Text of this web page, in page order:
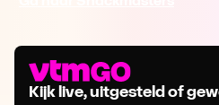
Kijk live, uitgesteld of